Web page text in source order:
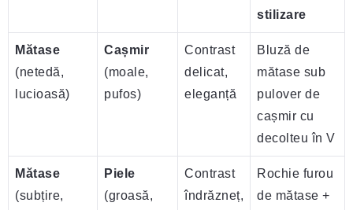
stilizare
Mătase
(netedă,
lucioasă)
Cașmir
(moale,
pufos)
Contrast
delicat,
eleganță
Bluză de
mătase sub
pulover de
cașmir cu
decolteu în V
Mătase
(subțire,
Piele
(groasă,
Contrast
îndrăzneț,
Rochie furou
de mătase +